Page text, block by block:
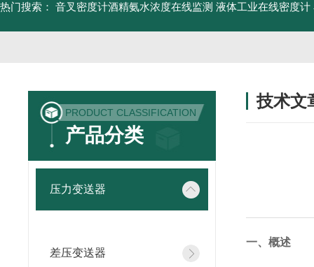
热门搜索： 音叉密度计酒精氨水浓度在线监测 液体工业在线密度计
PRODUCT CLASSIFICATION
产品分类
压力变送器
差压变送器
技术文
一、概述